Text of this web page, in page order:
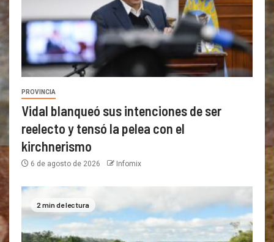
PROVINCIA
Vidal blanqueó sus intenciones de ser
reelecto y tensó la pelea con el
kirchnerismo
6 de agosto de 2026 Infomix
2 min de lectura